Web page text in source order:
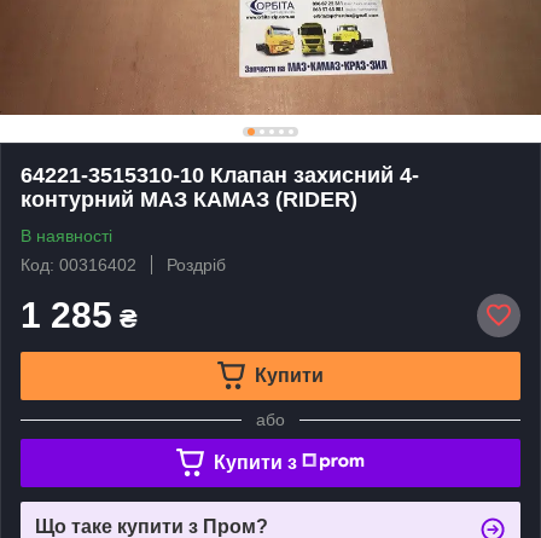
64221-3515310-10 Клапан захисний 4-
контурний МАЗ КАМАЗ (RIDER)
В наявності
Код: 00316402
Роздріб
1 285 ₴
Купити
або
Купити з
Що таке купити з Пром?